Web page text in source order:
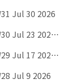
Jul 30 2026
Jul 23 202⋯
Jul 17 202⋯
Jul 9 2026